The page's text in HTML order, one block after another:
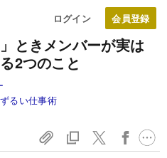
ログイン
ときメンバーが実は
2つのこと
るい仕事術